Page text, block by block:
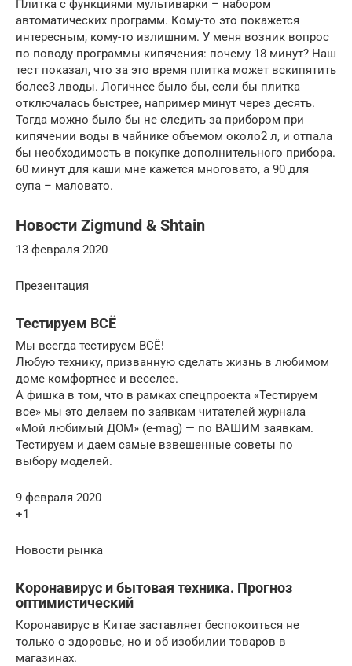
Плитка с функциями мультиварки – набором
автоматических программ. Кому-то это покажется
интересным, кому-то излишним. У меня возник вопрос
по поводу программы кипячения: почему 18 минут? Наш
тест показал, что за это время плитка может вскипятить
более3 лводы. Логичнее было бы, если бы плитка
отключалась быстрее, например минут через десять.
Тогда можно было бы не следить за прибором при
кипячении воды в чайнике объемом около2 л, и отпала
бы необходимость в покупке дополнительного прибора.
60 минут для каши мне кажется многовато, а 90 для
супа – маловато.
Новости Zigmund & Shtain
13 февраля 2020
Презентация
Тестируем ВСЁ
Мы всегда тестируем ВСЁ!
Любую технику, призванную сделать жизнь в любимом
доме комфортнее и веселее.
А фишка в том, что в рамках спецпроекта «Тестируем
все» мы это делаем по заявкам читателей журнала
«Мой любимый ДОМ» (e-mag) — по ВАШИМ заявкам.
Тестируем и даем самые взвешенные советы по
выбору моделей.
9 февраля 2020
+1
Новости рынка
Коронавирус и бытовая техника. Прогноз
оптимистический
Коронавирус в Китае заставляет беспокоиться не
только о здоровье, но и об изобилии товаров в
магазинах.